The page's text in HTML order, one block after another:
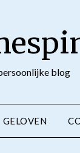
blog
GELOVEN